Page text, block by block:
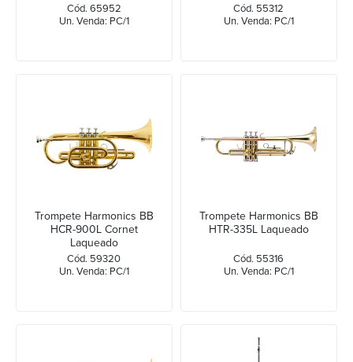
Cód. 65952
Un. Venda: PC/1
Cód. 55312
Un. Venda: PC/1
Trompete Harmonics BB
HCR-900L Cornet
Laqueado
Cód. 59320
Un. Venda: PC/1
Trompete Harmonics BB
HTR-335L Laqueado
Cód. 55316
Un. Venda: PC/1